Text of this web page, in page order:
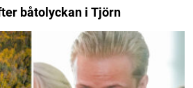
båtolyckan i Tjörn